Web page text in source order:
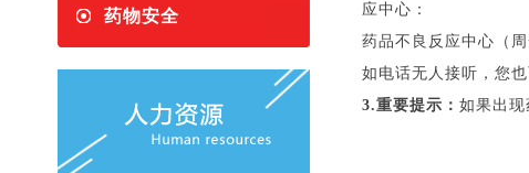
药物安全
应中心：
药品不良反应中心（
如电话无人接听，您
3.重要提示： 如果出现